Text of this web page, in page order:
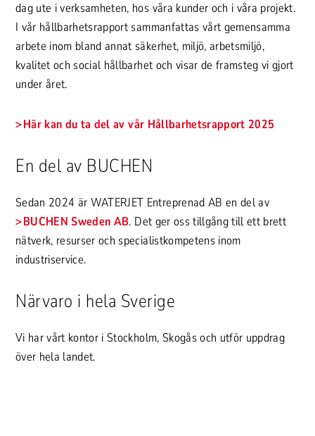
dag ute i verksamheten, hos våra kunder och i våra projekt.
I vår hållbarhetsrapport sammanfattas vårt gemensamma
arbete inom bland annat säkerhet, miljö, arbetsmiljö,
kvalitet och social hållbarhet och visar de framsteg vi gjort
under året.
Här kan du ta del av vår Hållbarhetsrapport 2025
En del av BUCHEN
Sedan 2024 är WATERJET Entreprenad AB en del av
BUCHEN Sweden AB. Det ger oss tillgång till ett brett
nätverk, resurser och specialistkompetens inom
industriservice.
Närvaro i hela Sverige
Vi har vårt kontor i Stockholm, Skogås och utför uppdrag
över hela landet.